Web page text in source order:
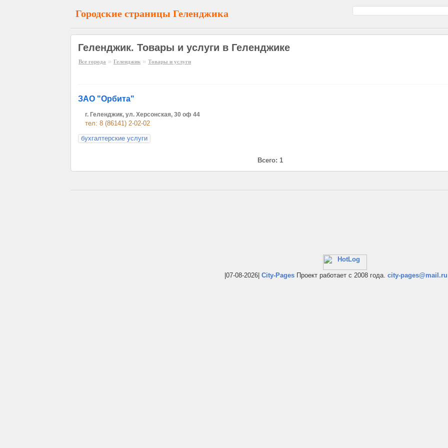
Городские страницы Геленджика
Геленджик. Товары и услуги в Геленджике
Все города » Геленджик » Товары и услуги
ЗАО "Орбита"
г. Геленджик, ул. Херсонская, 30 оф 44
тел: 8 (86141) 2-02-02
бухгалтерские услуги
Всего: 1
|07-08-2026| City-Pages Проект работает с 2008 года. city-pages@mail.ru